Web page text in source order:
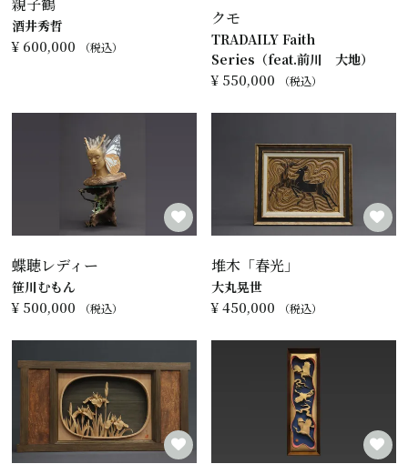
¥ 600,000 税込
酒井秀哲 クモ
¥ 550,000 税込
TRADAILY Faith
Series（feat.前川 大地）
蝶聴レディー
¥ 500,000 税込
笹川むもん
堆木「春光」
¥450,000 税込
大丸晃世